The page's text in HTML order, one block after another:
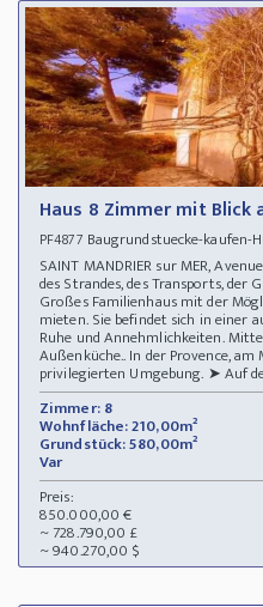
Haus 8 Zimmer mit
PF4877 Baugrundstuecke-
SAINT MANDRIER sur MER,
des Strandes, des Transports, der
Großes Familienhaus mit der
mieten. Sie befindet sich in einer
Ruhe und Annehmlichkeiten.
Außenküche.. In der Provence,
privilegierten Umgebung. ➤ Auf
Zimmer: 8
Wohnfläche: 210,00m²
Grundstück: 580,00m²
Var
Preis:
850.000,00 €
~ 728.790,00 £
~ 940.270,00 $